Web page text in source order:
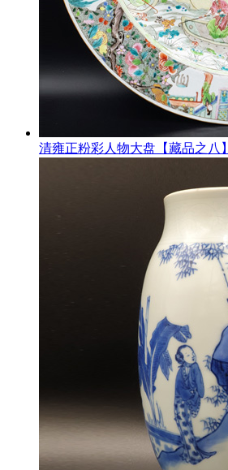
清雍正粉彩人物大盘【藏品之八】